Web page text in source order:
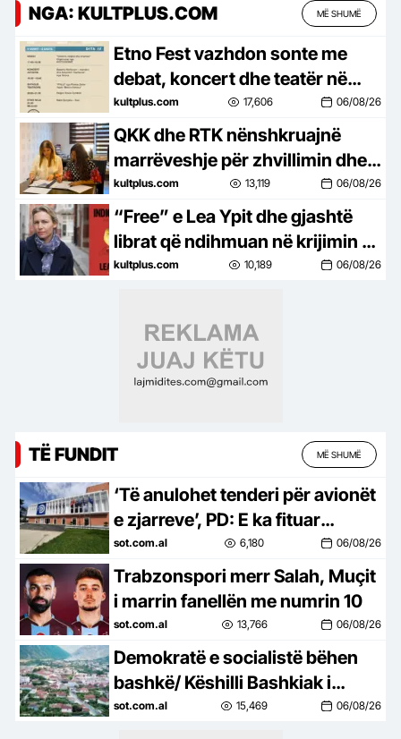
NGA: KULTPLUS.COM MË SHUMË
Etno Fest vazhdon sonte me
debat, koncert dhe teatër në
Kukaj
kultplus.com 17,606 06/08/26
QKK dhe RTK nënshkruajnë
marrëveshje për zhvillimin dhe
promovimin e kinematografisë
kosovare
kultplus.com 13,119 06/08/26
“Free” e Lea Ypit dhe gjashtë
librat që ndihmuan në krijimin e
saj
kultplus.com 10,189 06/08/26
TË FUNDIT MË SHUMË
‘Të anulohet tenderi për avionët
e zjarreve’, PD: E ka fituar
kompania e përfshirë në
skandale korrupsioni në Spanjë
sot.com.al 6,180 06/08/26
Trabzonspori merr Salah, Muçit
i marrin fanellën me numrin 10
sot.com.al 13,766 06/08/26
Demokratë e socialistë bëhen
bashkë/ Këshilli Bashkiak i
Këlcyrës, refuzon unanimisht
sot.com.al 15,469 06/08/26